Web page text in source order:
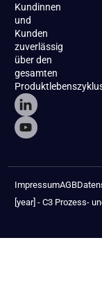
Kundinnen
und
Kunden
zuverlässig
über den
gesamten
ImpressumAGB
[year] - C3 Prozess-